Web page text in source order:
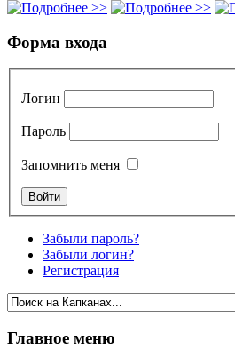
Форма входа
Логин
Пароль
Запомнить меня
Забыли пароль?
Забыли логин?
Регистрация
Главное меню